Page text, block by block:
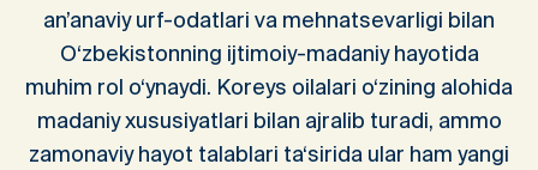
an’anaviy urf-odatlari va mehnatsevarligi bilan
O‘zbekistonning ijtimoiy-madaniy hayotida
muhim rol o‘ynaydi. Koreys oilalari o‘zining alohida
madaniy xususiyatlari bilan ajralib turadi, ammo
zamonaviy hayot talablari ta‘sirida ular ham yangi